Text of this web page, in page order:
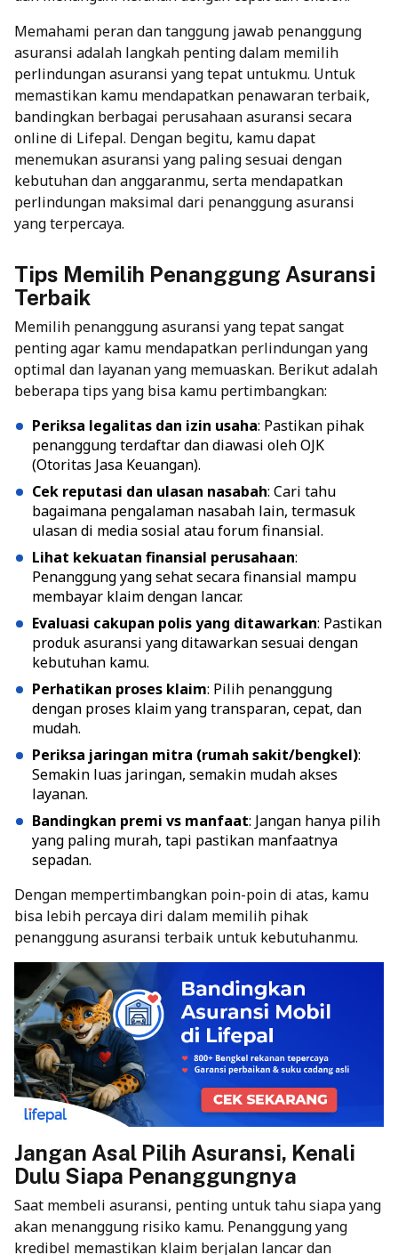
Memahami peran dan tanggung jawab penanggung
asuransi adalah langkah penting dalam memilih
perlindungan asuransi yang tepat untukmu. Untuk
memastikan kamu mendapatkan penawaran terbaik,
bandingkan berbagai perusahaan asuransi secara
online di Lifepal. Dengan begitu, kamu dapat
menemukan asuransi yang paling sesuai dengan
kebutuhan dan anggaranmu, serta mendapatkan
perlindungan maksimal dari penanggung asuransi
yang terpercaya.
Tips Memilih Penanggung Asuransi
Terbaik
Memilih penanggung asuransi yang tepat sangat
penting agar kamu mendapatkan perlindungan yang
optimal dan layanan yang memuaskan. Berikut adalah
beberapa tips yang bisa kamu pertimbangkan:
Periksa legalitas dan izin usaha: Pastikan pihak
penanggung terdaftar dan diawasi oleh OJK
(Otoritas Jasa Keuangan).
Cek reputasi dan ulasan nasabah: Cari tahu
bagaimana pengalaman nasabah lain, termasuk
ulasan di media sosial atau forum finansial.
Lihat kekuatan finansial perusahaan:
Penanggung yang sehat secara finansial mampu
membayar klaim dengan lancar.
Evaluasi cakupan polis yang ditawarkan: Pastikan
produk asuransi yang ditawarkan sesuai dengan
kebutuhan kamu.
Perhatikan proses klaim: Pilih penanggung
dengan proses klaim yang transparan, cepat, dan
mudah.
Periksa jaringan mitra (rumah sakit/bengkel):
Semakin luas jaringan, semakin mudah akses
layanan.
Bandingkan premi vs manfaat: Jangan hanya pilih
yang paling murah, tapi pastikan manfaatnya
sepadan.
Dengan mempertimbangkan poin-poin di atas, kamu
bisa lebih percaya diri dalam memilih pihak
penanggung asuransi terbaik untuk kebutuhanmu.
Jangan Asal Pilih Asuransi, Kenali
Dulu Siapa Penanggungnya
Saat membeli asuransi, penting untuk tahu siapa yang
akan menanggung risiko kamu. Penanggung yang
kredibel memastikan klaim berjalan lancar dan